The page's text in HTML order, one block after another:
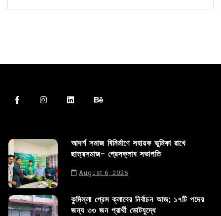
আদর্শ সমাজ বিনির্মাণে সহায়ক ভুমিকা রাখে
ছাত্রসমাজ- প্রেসক্লাব সভাপতি
August 6, 2026
কুমিল্লা প্রেস ক্লাবের নির্বাচন আজ; ১৭টি পদের
জন্য ৩৩ জন প্রার্থী ভোটযুদ্ধে